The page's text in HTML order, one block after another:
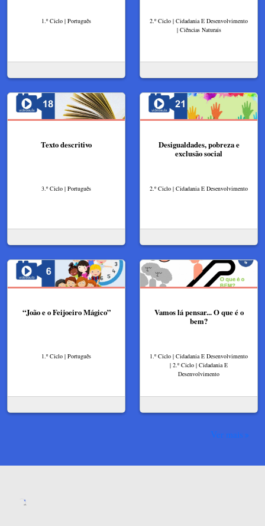
1.º Ciclo | Português
2.º Ciclo | Cidadania E Desenvolvimento
| Ciências Naturais
Texto descritivo
3.º Ciclo | Português
Desigualdades, pobreza e
exclusão social
2.º Ciclo | Cidadania E Desenvolvimento
“João e o Feijoeiro Mágico”
1.º Ciclo | Português
Vamos lá pensar... O que é o
bem?
1.º Ciclo | Cidadania E Desenvolvimento
| 2.º Ciclo | Cidadania E
Desenvolvimento
Ver mais